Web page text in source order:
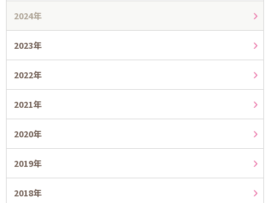
2024年
2023年
2022年
2021年
2020年
2019年
2018年